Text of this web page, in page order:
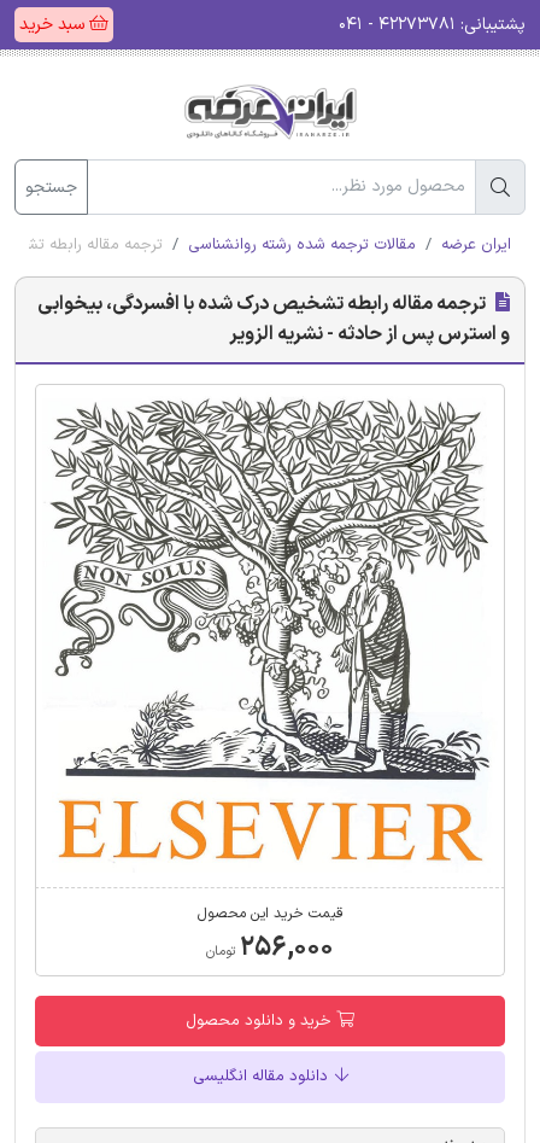
پشتیبانی: سبد خرید
جستجو
ایران عرضه مقالات ترجمه شده رشته روانشناسی ترجمه مقاله رابطه
ترجمه مقاله رابطه تشخیص درک شده با افسردگی، بیخوابی
و استرس پس از حادثه - نشریه الزویر
قیمت خرید این محصول
۲۵۶,۰۰۰ تومان
خرید و دانلود محصول
دانلود مقاله انگلیسی